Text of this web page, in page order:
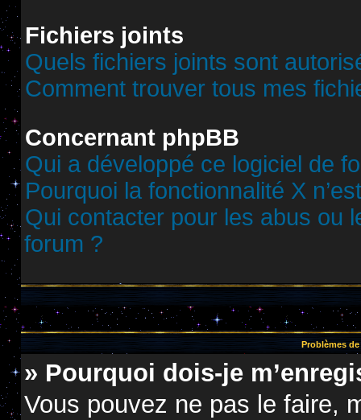
Fichiers joints
Quels fichiers joints sont
Comment trouver tous mes
Concernant phpBB
Qui a développé ce logiciel de
Pourquoi la fonctionnalité X
Qui contacter pour les abus ou
forum ?
Problèmes
» Pourquoi dois-je
Vous pouvez ne pas le faire,